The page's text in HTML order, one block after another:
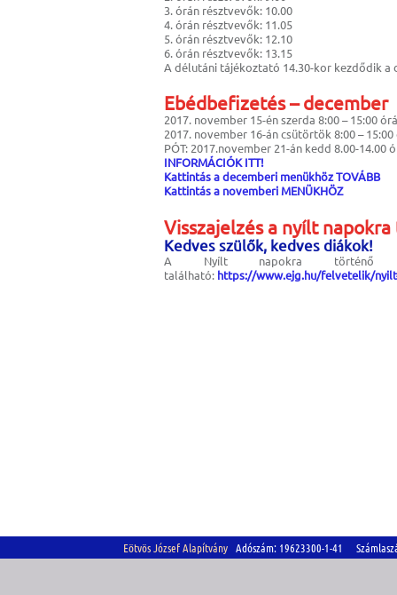
3. órán résztvevők: 10.00
4. órán résztvevők: 11.05
5. órán résztvevők: 12.10
6. órán résztvevők: 13.15
A délutáni tájékoztató 14.30-kor kezdődik a
Ebédbefizetés – december
2017. november 15-én szerda 8:00 – 15:00
2017. november 16-án csütörtök 8:00 –
PÓT: 2017.november 21-án kedd 8.00-14.00
INFORMÁCIÓK ITT!
Kattintás a decemberi menükhöz TOVÁBB
Kattintás a novemberi MENÜKHÖZ
Visszajelzés a nyílt
Kedves szülők, kedves diákok!
A Nyílt napokra történő
található: https://www.ejg.hu/felvetelik/
Eötvös József Alapítvány Adószám: 19623300-1-41